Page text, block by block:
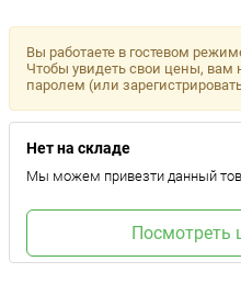
Вы работаете в гостевом
Чтобы увидеть свои цены, вам
паролем (или
Нет на складе
Мы можем привезти данный
Посмотреть